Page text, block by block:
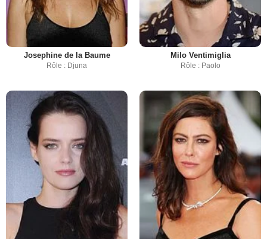
Josephine de la Baume
Rôle : Djuna
Milo Ventimiglia
Rôle : Paolo